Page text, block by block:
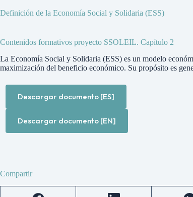
Definición de la Economía Social y Solidaria (ESS)
Contenidos formativos proyecto SSOLEIL. Capítulo 2
La Economía Social y Solidaria (ESS) es un modelo
maximización del beneficio económico. Su propósito es
Descargar documento [ES]
Descargar documento [EN]
Compartir